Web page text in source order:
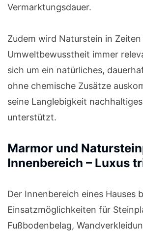
Vermarktungsdauer.
Zudem wird Naturstein in
Umweltbewusstheit immer
sich um ein natürliches,
ohne chemische Zusätze
seine Langlebigkeit
unterstützt.
Marmor und
Innenbereich – Luxus
Der Innenbereich eines Hauses
Einsatzmöglichkeiten für
Fußbodenbelag,